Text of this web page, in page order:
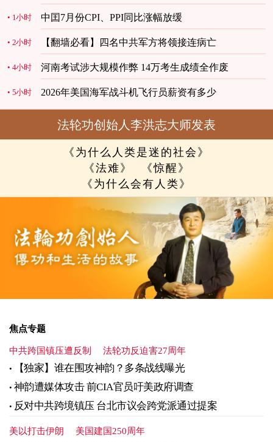
1小时 中囯7月份CPI、PPI同比涨幅放缓
2小时 【翻墙必看】四名中共军方将领接连病亡
4小时 河南考试涉大规模作弊 14万考生成绩全作废
5小时 2026年美国海军战斗机飞行员薪资有多少
法轮功创始人李洪志大师发表
《为什么人类是迷的社会》
《法难》
《惊醒》
《为什么会有人类》
焦点专题
中共跨国镇压遭反制 法轮功反迫害27周年
【独家】谁在围攻神韵？多条战线曝光
神韵遭媒体攻击 前CIA官员吁美政府调查
反对中共跨境镇压 台北市议会跨党派通过提案
美以打击伊朗 美国建国250周年